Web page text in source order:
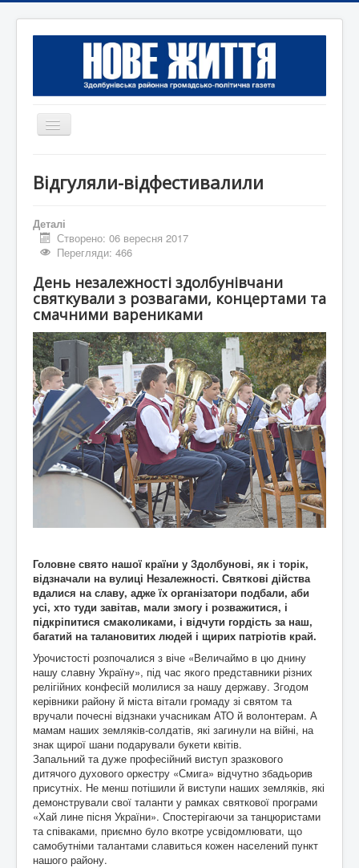
Перемикач
Редакція
Контактна інформація
Коротко
Відгуляли-відфестивалили
Деталі
Створено: 06 вересня 2017
Перегляди: 466
День незалежності здолбунівчани
святкували з розвагами, концертами та
смачними варениками
Головне свято нашої країни у Здолбунові, як і торік,
відзначали на вулиці Незалежності. Святкові дійства
вдалися на славу, адже їх організатори подбали, аби
усі, хто туди завітав, мали змогу і розважитися, і
підкріпитися смаколиками, і відчути гордість за наш,
багатий на талановитих людей і щирих патріотів край.
Урочистості розпочалися з віче «Величаймо в цю днину
нашу славну Україну», під час якого представники різних
релігійних конфесій молилися за нашу державу. Згодом
керівники району й міста вітали громаду зі святом та
вручали почесні відзнаки учасникам АТО й волонтерам. А
мамам наших земляків-солдатів, які загинули на війні, на
знак щирої шани подарували букети квітів.
Запальний та дуже професійний виступ зразкового
дитячого духового оркестру «Смига» відчутно збадьорив
присутніх. Не менш потішили й виступи наших земляків, які
демонстрували свої таланти у рамках святкової програми
«Хай лине пісня України». Спостерігаючи за танцюристами
та співаками, приємно було вкотре усвідомлювати, що
самобутніми талантами славиться кожен населений пункт
нашого району.